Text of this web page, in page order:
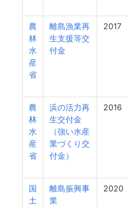
農
林
水
産
省
離島漁業再
生支援等交
付金
2017
農
林
水
産
省
浜の活力再
生交付金
（強い水産
業づくり交
付金）
2016
国
土
離島振興事
業
2020